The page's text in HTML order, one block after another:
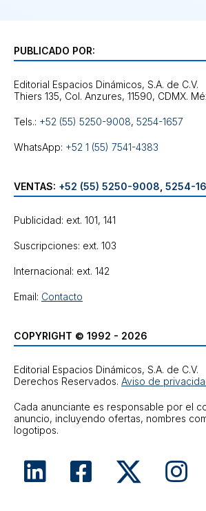
PUBLICADO POR:
Editorial Espacios Dinámicos, S.A. de C.V.
Tels.: +52 (55) 5250-9008, 5254-1657
WhatsApp: +52 1 (55) 7541-4383
VENTAS: +52 (55) 5250-9008 5254-
Publicidad: ext. 101, 141
Suscripciones: ext. 103
Internacional: ext. 142
Email: Contacto
COPYRIGHT © 1992 - 2026
Editorial Espacios Dinámicos, S.A. de C.V.
Derechos Reservados. Aviso de
Cada anunciante es responsable por el
anuncio, incluyendo ofertas, nombres
logotipos.